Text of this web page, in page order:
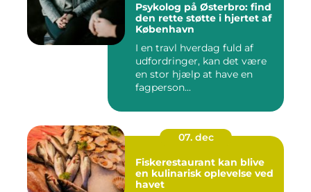
Psykolog på Østerbro: find
den rette støtte i hjertet af
København
I en travl hverdag fuld af
udfordringer, kan det være
en stor hjælp at have en
fagperson...
07. dec
Fiskerestaurant kan blive
en kulinarisk oplevelse ved
havet